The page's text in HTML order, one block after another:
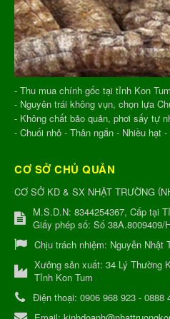
- Thu mua chính gốc tại tỉnh Kon Tum
- Nguyên trái không vụn, chọn lựa
- Không chất bảo quản, phơi sấy tự
- Chuối nhỏ - Thân ngắn - Nhiều hạt
CƠ SỞ CHỦ QUẢN
CƠ SỞ KD & SX NHẬT TRƯỜNG (
M.S.D.N: 8344254367, Cấp tại
Giấy phép số: Số 38A.8009409/
Chịu trách nhiệm: Nguyễn Nhật
Xưởng sản xuất: 34 Lý Thường
Tỉnh Kon Tum
Điện thoại: 0906 968 923 - 0888